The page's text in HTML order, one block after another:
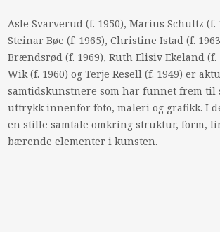
Asle Svarverud (f. 1950), Marius Schultz (f.
Steinar Bøe (f. 1965), Christine Istad (f.
Brændsrød (f. 1969), Ruth Elisiv Ekeland (f.
Wik (f. 1960) og Terje Resell (f. 1949) er
samtidskunstnere som har funnet frem til
uttrykk innenfor foto, maleri og grafikk. I
en stille samtale omkring struktur, form,
bærende elementer i kunsten.